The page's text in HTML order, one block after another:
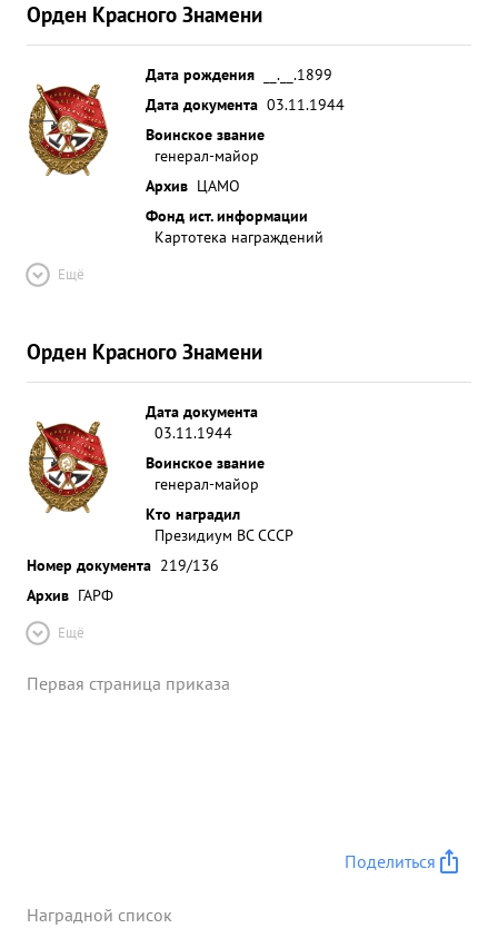
Орден Красного Знамени
Дата рождения
__.__.1899
Дата документа 03.11.1944
Воинское звание
генерал-майор
Архив ЦАМО
Фонд ист. информации
Картотека награждений
Ещё
Орден Красного Знамени
Дата документа
03.11.1944
Воинское звание
генерал-майор
Кто наградил
Президиум ВС СССР
Номер документа 219/136
Архив ГАРФ
Ещё
Первая страница приказа
Поделиться
Наградной список